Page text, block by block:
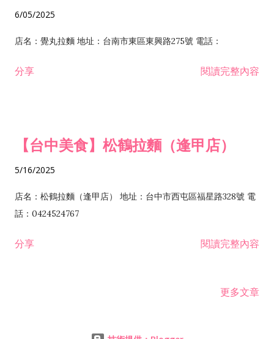
6/05/2025
店名：覺丸拉麵 地址：台南市東區東興路275號 電話：
分享 閱讀完整內容
【台中美食】松鶴拉麵（逢甲店）
5/16/2025
店名：松鶴拉麵（逢甲店） 地址：台中市西屯區福星路328號 電
話：0424524767
分享 閱讀完整內容
更多文章